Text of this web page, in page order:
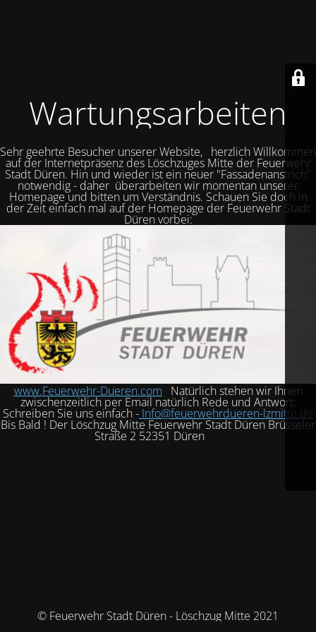
Wartungsarbeiten
Sehr geehrte Besucher unserer Website, herzlich Willkommen
auf der Internetpräsenz des Löschzuges Mitte der Feuerwehr
Stadt Düren. Hin und wieder ist ein neuer "Fassadenanstrich"
notwendig - daher überarbeiten wir momentan unserer
Homepage und bitten um Verständnis. Schauen Sie doch in
der Zeit einfach mal auf der Homepage der Feuerwehr Stadt
Düren vorbei:
www.Feuerwehr-Dueren.com Natürlich stehen wir Ihnen
zwischenzeitlich per Email natürlich Rede und Antwort:
Schreiben Sie uns einfach - Info@feuerwehrdueren-lzmitte.de
Bis Bald ! Der Löschzug Mitte Feuerwehr Stadt Düren Brüsseler
Straße 2 52351 Düren
© Feuerwehr Stadt Düren - Löschzug Mitte 2021